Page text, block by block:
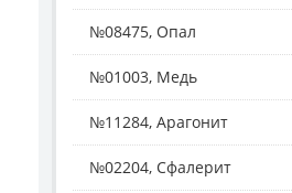
№08475, Опал
№01003, Медь
№11284, Арагонит
№02204, Сфалерит